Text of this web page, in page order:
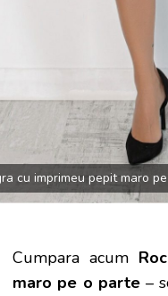
cu imprimeu pepit maro
Cumpara acum
maro pe o parte–